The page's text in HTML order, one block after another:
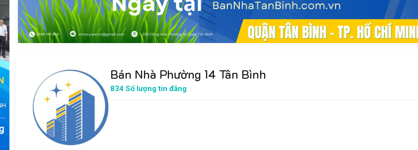
Bán Nhà Phường 14 Tân Bình
834 Số lượng tin đăng